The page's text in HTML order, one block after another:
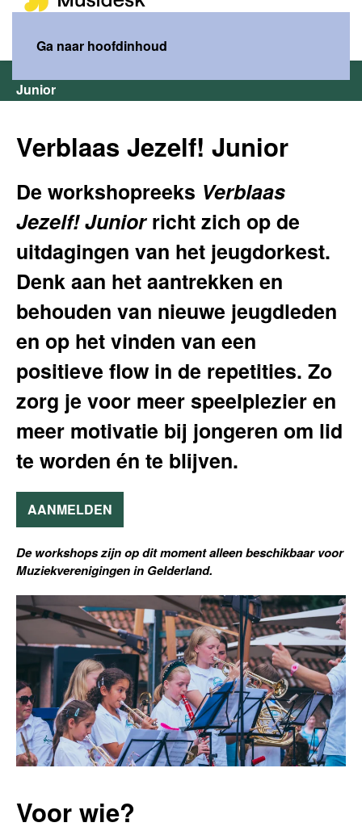
Ga naar hoofdinhoud
Junior
Verblaas Jezelf! Junior
De workshopreeks Verblaas
Jezelf! Juniorricht zich op de
uitdagingen van het jeugdorkest.
Denk aan het aantrekken en
behouden van nieuwe jeugdleden
en op het vinden van een
positieve flow in de repetities. Zo
zorg je voor meer speelplezier en
meer motivatie bij jongeren om lid
te worden én te blijven.
AANMELDEN
De workshops zijn op dit moment alleen beschikbaar voor
Muziekverenigingen in Gelderland.
Voor wie?